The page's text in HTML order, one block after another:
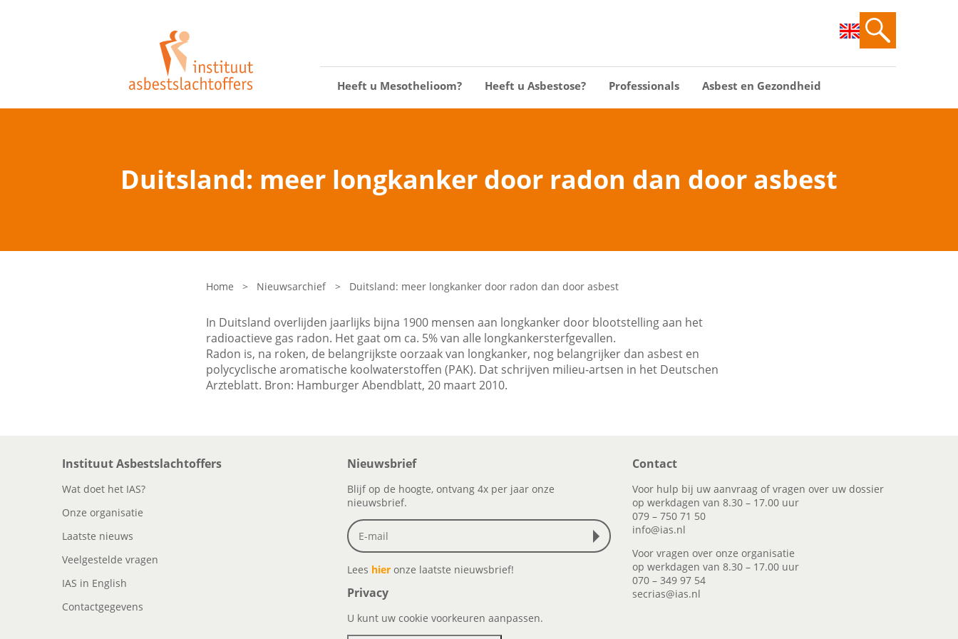
Heeft u Mesothelioom? Heeft u Asbestose? Professionals Asbest en Gezondheid
Duitsland: meer longkanker door radon dan door asbest
Home > Nieuwsarchief > Duitsland: meer longkanker door radon dan door asbest
In Duitsland overlijden jaarlijks bijna 1900 mensen aan longkanker door blootstelling aan het
radioactieve gas radon. Het gaat om ca. 5% van alle longkankersterfgevallen.
Radon is, na roken, de belangrijkste oorzaak van longkanker, nog belangrijker dan asbest en
polycyclische aromatische koolwaterstoffen (PAK). Dat schrijven milieu-artsen in het Deutschen
Arzteblatt. Bron: Hamburger Abendblatt, 20 maart 2010.
Instituut Asbestslachtoffers
Wat doet het IAS?
Onze organisatie
Laatste nieuws
Veelgestelde vragen
IAS in English
Contactgegevens
Nieuwsbrief
Blijf op de hoogte, ontvang 4x per jaar onze
nieuwsbrief.
Lees hier onze laatste nieuwsbrief!
Privacy
U kunt uw cookie voorkeuren aanpassen.
Contact
Voor hulp bij uw aanvraag of vragen over uw dossier
op werkdagen van 8.30 – 17.00 uur
079 – 750 71 50
info@ias.nl
Voor vragen over onze organisatie
op werkdagen van 8.30 – 17.00 uur
070 – 349 97 54
secrias@ias.nl